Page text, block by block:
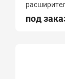
под